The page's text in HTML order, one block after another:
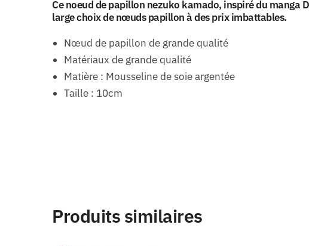
Ce noeud de papillon nezuko kamado, inspiré du manga
large choix de nœuds papillon à des prix imbattables.
Nœud de papillon de grande qualité
Matériaux de grande qualité
Matière : Mousseline de soie argentée
Taille : 10cm
Produits similaires